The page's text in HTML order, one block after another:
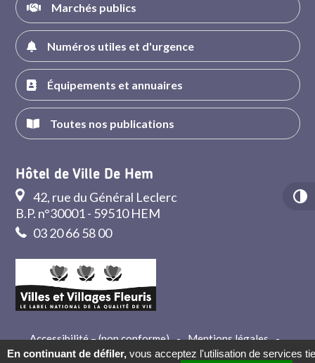
Marchés publics
Numéros utiles et d'urgence
Équipements et annuaires
Toutes nos publications
Hôtel de Ville De Hem
42, rue du Général Leclerc
B.P. n°30001 - 59510 HEM
03 20 66 58 00
Accessibilité – (non conforme) - Mentions légales -
Crédits
- Contact
En continuant de défiler, vous acceptez l'utilisation de services